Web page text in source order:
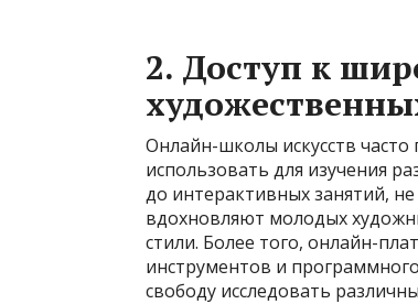
2. Доступ к
Онлайн-школы искусств
использовать для изучения
до интерактивных занятий,
вдохновляют молодых
стили. Более того, онлайн-
инструментов и
свободу исследовать